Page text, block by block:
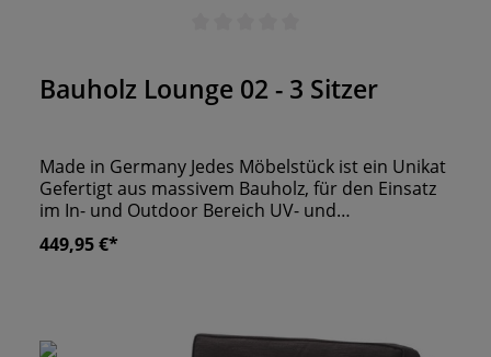
Bauholz Lounge 02 - 3 Sitzer
Made in Germany Jedes Möbelstück ist ein Unikat
Gefertigt aus massivem Bauholz, für den Einsatz
im In- und Outdoor Bereich UV- und
Wetterbeständig
449,95 €*